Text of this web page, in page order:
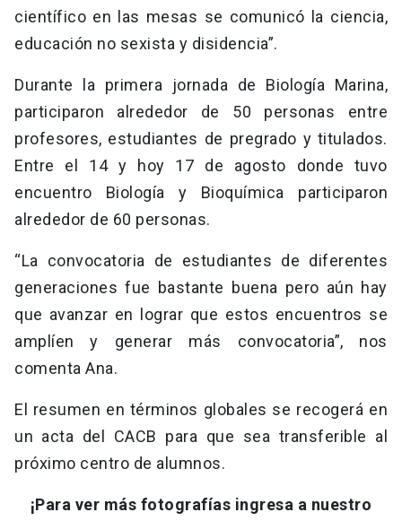
científico en las mesas se comunicó la ciencia,
educación no sexista y disidencia”.
Durante la primera jornada de Biología Marina,
participaron alrededor de 50 personas entre
profesores, estudiantes de pregrado y titulados.
Entre el 14 y hoy 17 de agosto donde tuvo
encuentro Biología y Bioquímica participaron
alrededor de 60 personas.
“La convocatoria de estudiantes de diferentes
generaciones fue bastante buena pero aún hay
que avanzar en lograr que estos encuentros se
amplíen y generar más convocatoria”, nos
comenta Ana.
El resumen en términos globales se recogerá en
un acta del CACB para que sea transferible al
próximo centro de alumnos.
¡Para ver más fotografías ingresa a nuestro